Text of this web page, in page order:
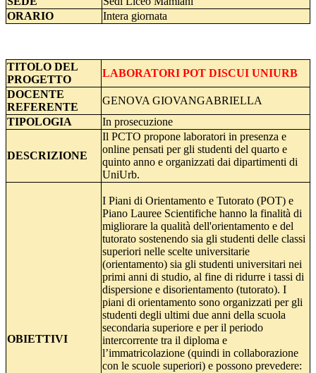
ORARIO
Intera giornata
TITOLO DEL
PROGETTO
LABORATORI POT DISCUI UNIURB
DOCENTE
REFERENTE
GENOVA GIOVANGABRIELLA
TIPOLOGIA
In prosecuzione
DESCRIZIONE
Il PCTO propone laboratori in presenza e
online pensati per gli studenti del quarto e
quinto anno e organizzati dai dipartimenti di
UniUrb.
OBIETTIVI
I Piani di Orientamento e Tutorato (POT) e
Piano Lauree Scientifiche hanno la finalità di
migliorare la qualità dell'orientamento e del
tutorato sostenendo sia gli studenti delle classi
superiori nelle scelte universitarie
(orientamento) sia gli studenti universitari nei
primi anni di studio, al fine di ridurre i tassi di
dispersione e disorientamento (tutorato). I
piani di orientamento sono organizzati per gli
studenti degli ultimi due anni della scuola
secondaria superiore e per il periodo
intercorrente tra il diploma e
l’immatricolazione (quindi in collaborazione
con le scuole superiori) e possono prevedere: